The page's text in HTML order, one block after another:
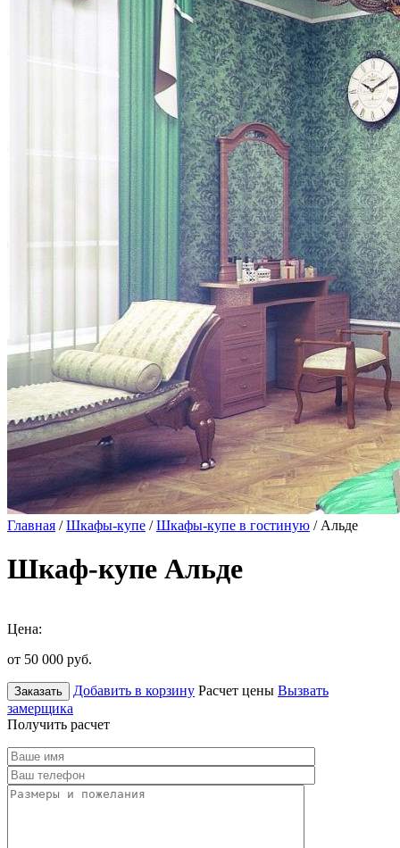
Главная /Шкафы-купе /Шкафы-купе в гостиную / Альде
Шкаф-купе Альде
Цена:
от 50 000 руб.
Заказать Добавить в корзину Расчет цены Вызвать
замерщика
Получить расчет